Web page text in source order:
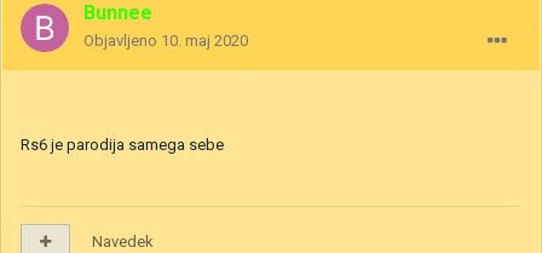
Bunnee
Objavljeno 10. maj 2020
Rs6 je parodija samega sebe
Navedek